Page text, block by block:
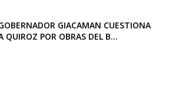
GIACAMAN CUESTIONA
QUIROZ POR OBRAS DEL B...